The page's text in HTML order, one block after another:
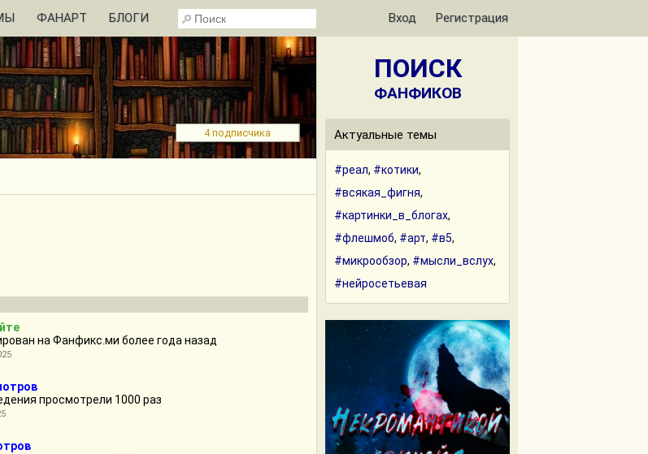
ФАНАРТ БЛОГИ Вход Регистрация
4 подписчика
на Фанфикс.ми более года назад
просмотрели 1000 раз
ПОИСК
ФАНФИКОВ
Актуальные темы
#реал, #котики,
#всякая_фигня,
#картинки_в_блогах,
#флешмоб, #арт, #в5,
#микрообзор, #мысли_вслух,
#нейросетьевая